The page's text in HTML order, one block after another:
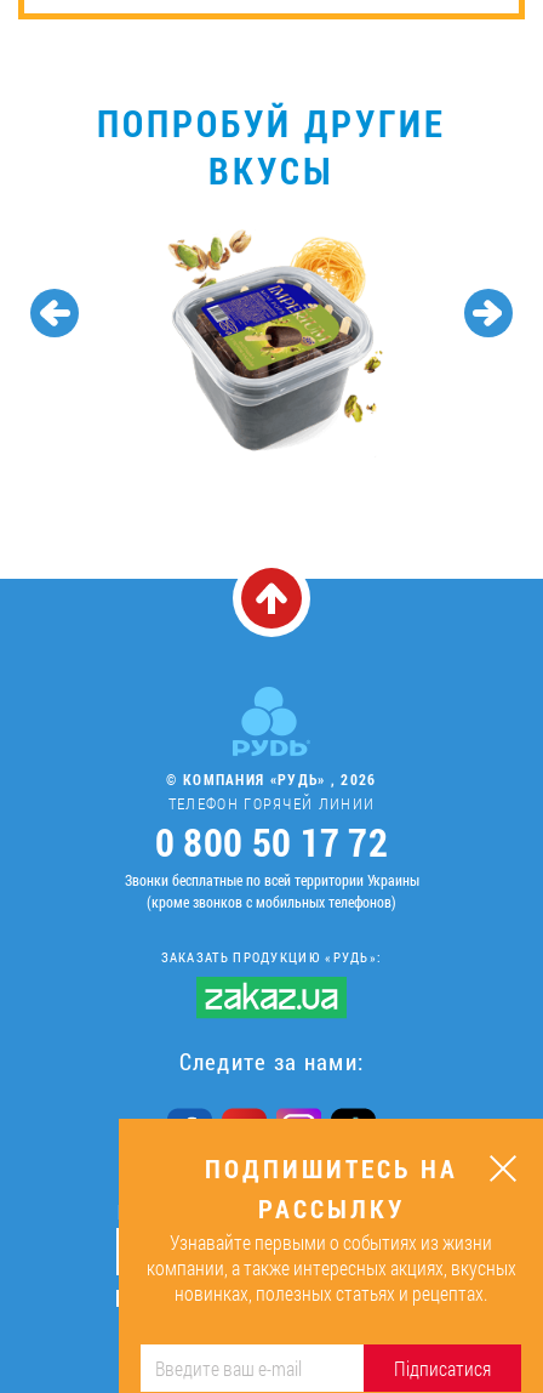
ПОПРОБУЙ ДРУГИЕ
ВКУСЫ
© КОМПАНИЯ «РУДЬ» , 2026
ТЕЛЕФОН ГОРЯЧЕЙ ЛИНИИ
0 800 50 17 72
Звонки бесплатные по всей территории Украины
(кроме звонков с мобильных телефонов)
ЗАКАЗАТЬ ПРОДУКЦИЮ «РУДЬ»:
Следите за нами:
ПОДПИШИТЕСЬ НА РАССЫЛКУ
ОК
Подписываясь, я даю согласие на
ПОДПИШИТЕСЬ НА
РАССЫЛКУ
Узнавайте первыми о событиях из жизни
компании, а также интересных акциях, вкусных
новинках, полезных статьях и рецептах.
Підписатися